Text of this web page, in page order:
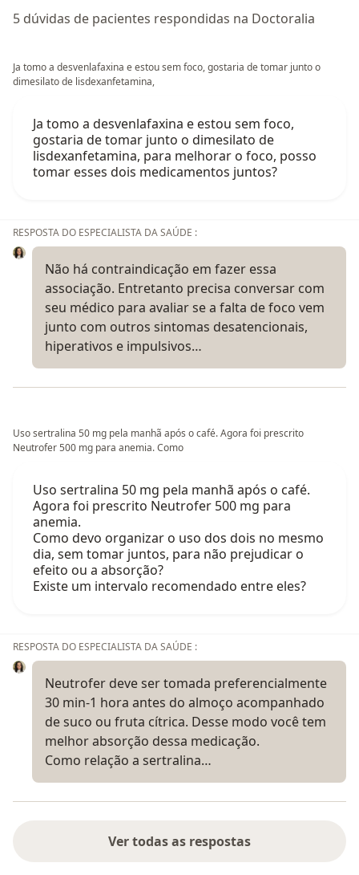
5 dúvidas de pacientes respondidas na Doctoralia
Ja tomo a desvenlafaxina e estou sem foco, gostaria de tomar junto o
dimesilato de lisdexanfetamina,
Ja tomo a desvenlafaxina e estou sem foco,
gostaria de tomar junto o dimesilato de
lisdexanfetamina, para melhorar o foco, posso
tomar esses dois medicamentos juntos?
RESPOSTA DO ESPECIALISTA DA SAÚDE :
Não há contraindicação em fazer essa
associação. Entretanto precisa conversar com
seu médico para avaliar se a falta de foco vem
junto com outros sintomas desatencionais,
hiperativos e impulsivos…
Uso sertralina 50 mg pela manhã após o café. Agora foi prescrito
Neutrofer 500 mg para anemia. Como
Uso sertralina 50 mg pela manhã após o café.
Agora foi prescrito Neutrofer 500 mg para
anemia.
Como devo organizar o uso dos dois no mesmo
dia, sem tomar juntos, para não prejudicar o
efeito ou a absorção?
Existe um intervalo recomendado entre eles?
RESPOSTA DO ESPECIALISTA DA SAÚDE :
Neutrofer deve ser tomada preferencialmente
30 min-1 hora antes do almoço acompanhado
de suco ou fruta cítrica. Desse modo você tem
melhor absorção dessa medicação.
Como relação a sertralina…
Ver todas as respostas